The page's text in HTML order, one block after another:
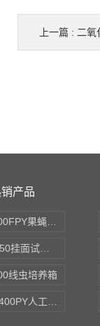
上一篇 : 二氧
产品
线虫培养箱